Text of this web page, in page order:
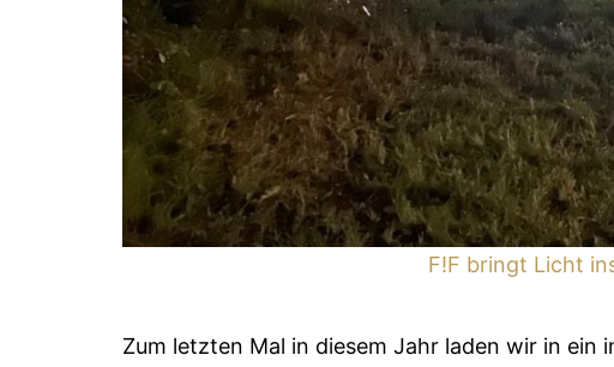
F!F bringt Licht
Zum letzten Mal in diesem Jahr laden wir in ein